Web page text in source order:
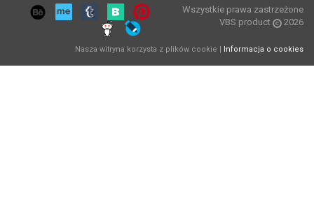
Wszystkie prawa zastrzeżone
VBS product
2026
Nasza witryna korzysta z plików cookie | Informacja o cookies